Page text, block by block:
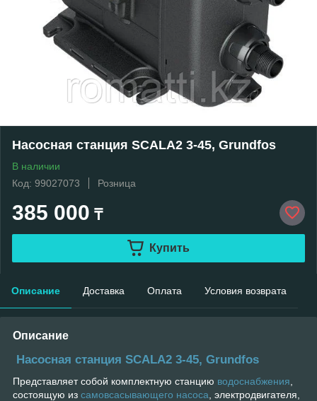
Насосная станция SСALA2 3-45, Grundfos
В наличии
Код: 99027073
Розница
385 000 ₸
Купить
Описание Доставка Оплата Условия возврата
Описание
Насосная станция SСALA2 3-45, Grundfos
Представляет собой комплектную станцию водоснабжения
состоящую из самовсасывающего насоса , электродвигателя,